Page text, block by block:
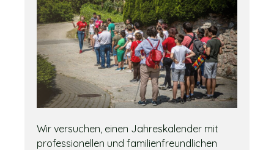
Wir versuchen, einen Jahreskalender mit
professionellen und familienfreundlichen